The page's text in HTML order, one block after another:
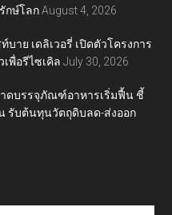
กษ์โลก August 4, 2026
าย เดลิเวอรี่ เปิดตัวโครงการ
พื่อรีไซเคิล July 30, 2026
าดบรรจุภัณฑ์อาหารเริ่มฟื้น ชี้
รับต้นทุนวัตถุดิบลด-ส่งออก